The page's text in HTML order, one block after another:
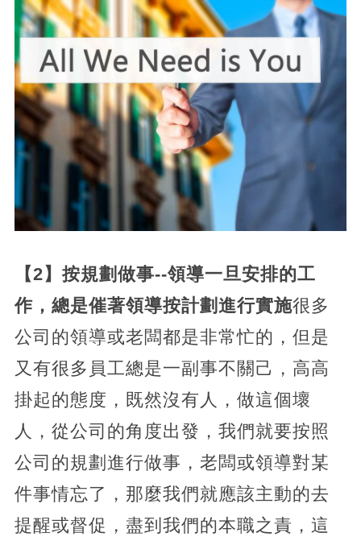
【2】按規劃做事--領導一旦安排的工
作，總是催著領導按計劃進行實施很多
公司的領導或老闆都是非常忙的，但是
又有很多員工總是一副事不關己，高高
掛起的態度，既然沒有人，做這個壞
人，從公司的角度出發，我們就要按照
公司的規劃進行做事，老闆或領導對某
件事情忘了，那麼我們就應該主動的去
提醒或督促，盡到我們的本職之責，這